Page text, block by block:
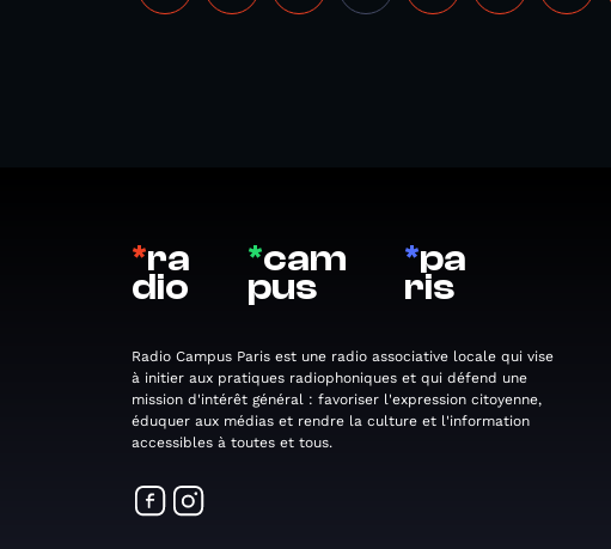
*ra
dio
*cam
pus
*pa
ris
Radio Campus Paris est une radio associative locale qui vise
à initier aux pratiques radiophoniques et qui défend une
mission d'intérêt général : favoriser l'expression citoyenne,
éduquer aux médias et rendre la culture et l'information
accessibles à toutes et tous.